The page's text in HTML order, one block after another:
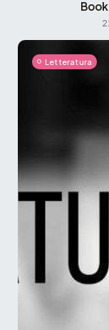
Letteratura